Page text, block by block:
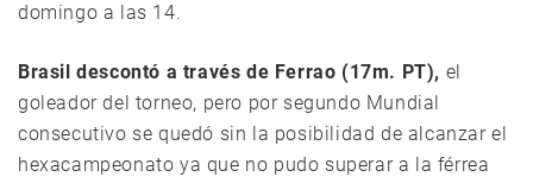
domingo a las 14.
Brasil descontó a través de Ferrao (17m. PT), el
goleador del torneo, pero por segundo Mundial
consecutivo se quedó sin la posibilidad de alcanzar el
hexacampeonato ya que no pudo superar a la férrea